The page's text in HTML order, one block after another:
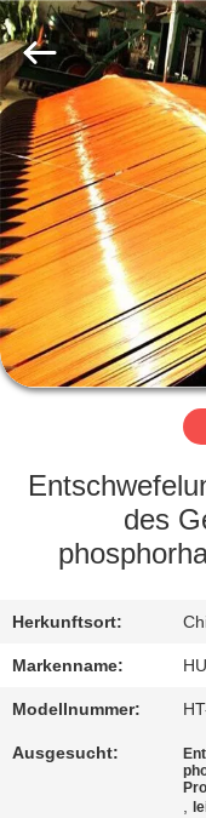
HAUS
PRODUKTE
ÜBER
UNS
FABRIK-
SIE
MIT
UNS
IN
HUATAO
LOVER
LTD.
All
Rights
Reserved.
des
Herkunftsort:
Markenname:
Modellnummer:
Ausgesucht:
,